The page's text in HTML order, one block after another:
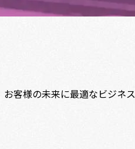
客様の未来に最適なビジネ